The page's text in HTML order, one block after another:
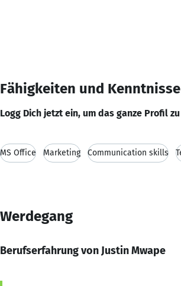
Fähigkeiten und Kenntnisse
Logg Dich jetzt ein, um das ganze Profil
MS Office Marketing Communication skills
Werdegang
Berufserfahrung von Justin Mwape